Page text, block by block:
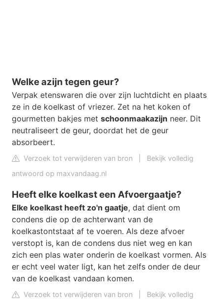
Welke azijn tegen geur?
Verpak etenswaren die over zijn luchtdicht en plaats
ze in de koelkast of vriezer. Zet na het koken of
gourmetten bakjes met schoonmaakazijn neer. Dit
neutraliseert de geur, doordat het de geur
absorbeert.
Verzoek tot verwijderen van bron
Bekijk volledig
antwoord op maxvandaag.nl
Heeft elke koelkast een Afvoergaatje?
Elke koelkast heeft zo'n gaatje, dat dient om
condens die op de achterwant van de
koelkastontstaat af te voeren. Als deze afvoer
verstopt is, kan de condens dus niet weg en kan
zich een plas water onderin de koelkast vormen. Als
er echt veel water ligt, kan het zelfs onder de deur
van de koelkast vandaan komen.
Verzoek tot verwijderen van bron
Bekijk volledig